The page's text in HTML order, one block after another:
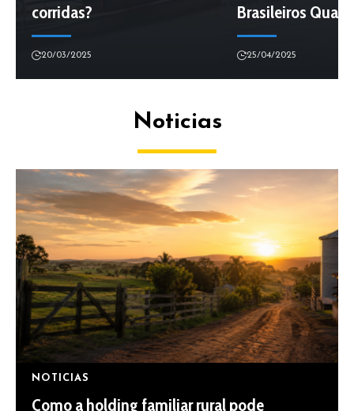
corridas?
20/03/2025
Brasileiros
25/04/2025
Noticias
NOTICIAS
Como a holding familiar rural pode